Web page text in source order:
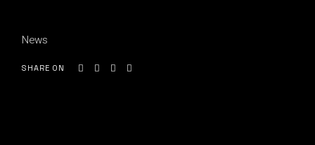
News
SHARE ON